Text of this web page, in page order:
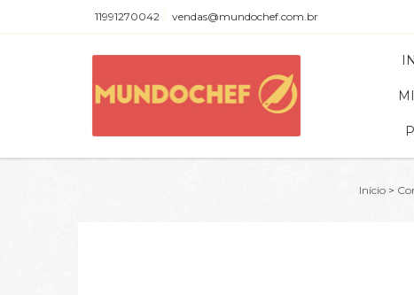
11991270042 vendas@mundochef.com.br
Início >